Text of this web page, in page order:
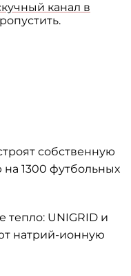
канал в
собственную
1300 футбольных
UNIGRID и
натрий-ионную